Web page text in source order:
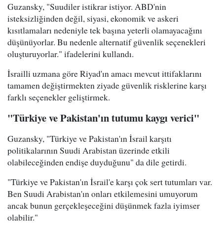
Guzansky, "Suudiler istikrar istiyor. ABD'nin
isteksizliğinden değil, siyasi, ekonomik ve askeri
kısıtlamaları nedeniyle tek başına yeterli olamayacağını
düşünüyorlar. Bu nedenle alternatif güvenlik seçenekleri
oluşturuyorlar." ifadelerini kullandı.
İsrailli uzmana göre Riyad'ın amacı mevcut ittifaklarını
tamamen değiştirmekten ziyade güvenlik risklerine karşı
farklı seçenekler geliştirmek.
"Türkiye ve Pakistan'ın tutumu kaygı verici"
Guzansky, "Türkiye ve Pakistan'ın İsrail karşıtı
politikalarının Suudi Arabistan üzerinde etkili
olabileceğinden endişe duyduğunu" da dile getirdi.
"Türkiye ve Pakistan'ın İsrail'e karşı çok sert tutumları var.
Ben Suudi Arabistan'ın onları etkilemesini umuyorum
ancak bunun gerçekleşeceğini düşünmek fazla iyimser
olabilir."